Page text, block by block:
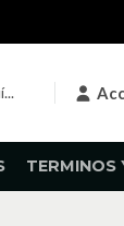
TERMINOS